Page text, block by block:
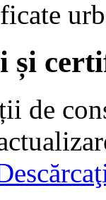
de